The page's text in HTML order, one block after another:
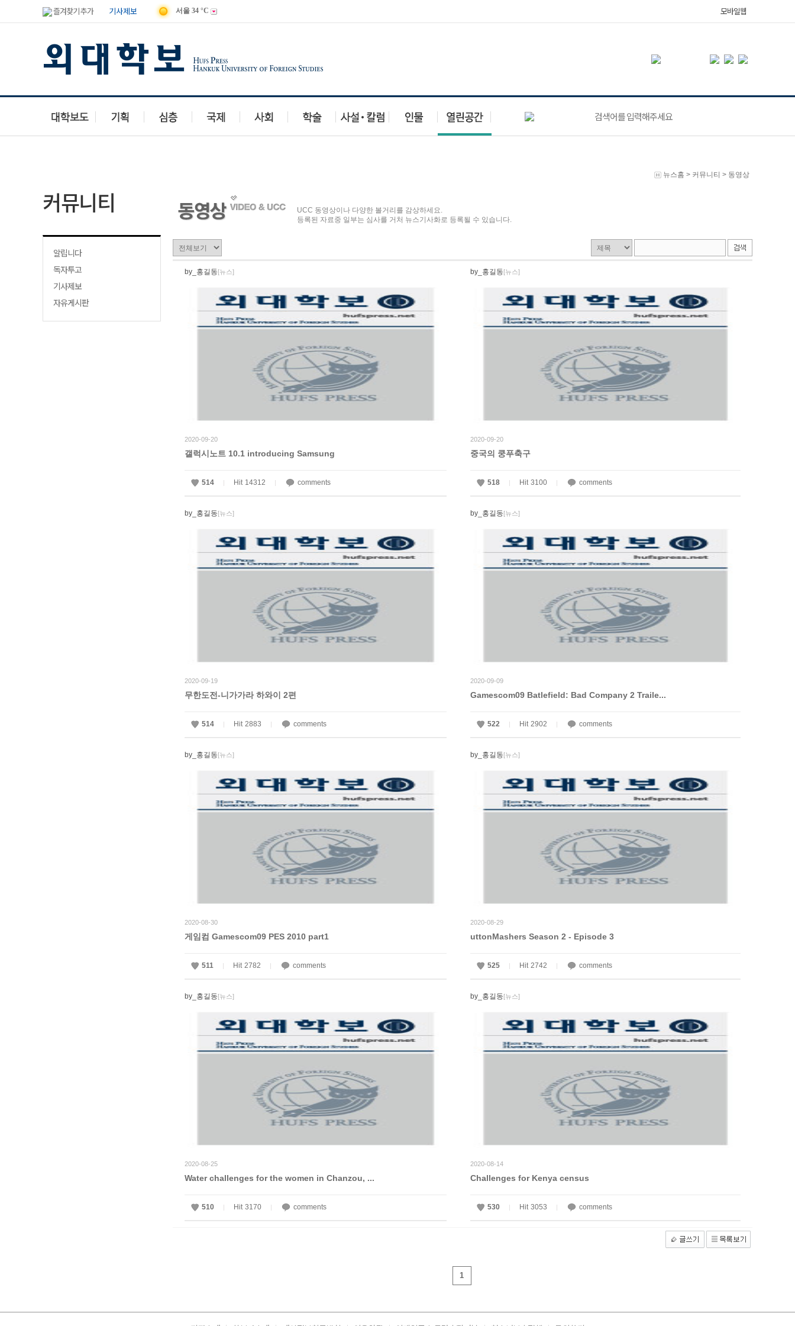
즐겨찾기 추가 기사제보 서울 34 °C 모바일웹
뉴스홈 > 커뮤니티 > 동영상
커뮤니티
알립니다
독자투고
기사제보
자유게시판
UCC 동영상이나 다양한 볼거리를 감상하세요.
등록된 자료중 일부는 심사를 거처 뉴스기사화로 등록될 수 있습니다.
by_홍길동[뉴스]
2020-09-20
갤럭시노트 10.1 introducing Samsung
514 | Hit 14312 | comments
by_홍길동[뉴스]
2020-09-20
중국의 쿵푸축구
518 | Hit 3100 | comments
by_홍길동[뉴스]
2020-09-19
무한도전-니가가라 하와이 2편
514 | Hit 2883 | comments
by_홍길동[뉴스]
2020-09-09
Gamescom09 Batlefield: Bad Company 2 Traile...
522 | Hit 2902 | comments
by_홍길동[뉴스]
2020-08-30
게임컴 Gamescom09 PES 2010 part1
511 | Hit 2782 | comments
by_홍길동[뉴스]
2020-08-29
uttonMashers Season 2 - Episode 3
525 | Hit 2742 | comments
by_홍길동[뉴스]
2020-08-25
Water challenges for the women in Chanzou, ...
510 | Hit 3170 | comments
by_홍길동[뉴스]
2020-08-14
Challenges for Kenya census
530 | Hit 3053 | comments
1